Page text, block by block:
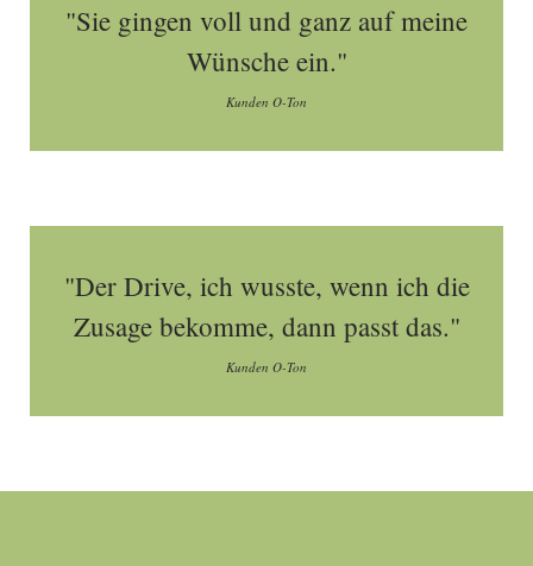
"Sie gingen voll und ganz auf meine
Wünsche ein."
Kunden O-Ton
"Der Drive, ich wusste, wenn ich die
Zusage bekomme, dann passt das."
Kunden O-Ton